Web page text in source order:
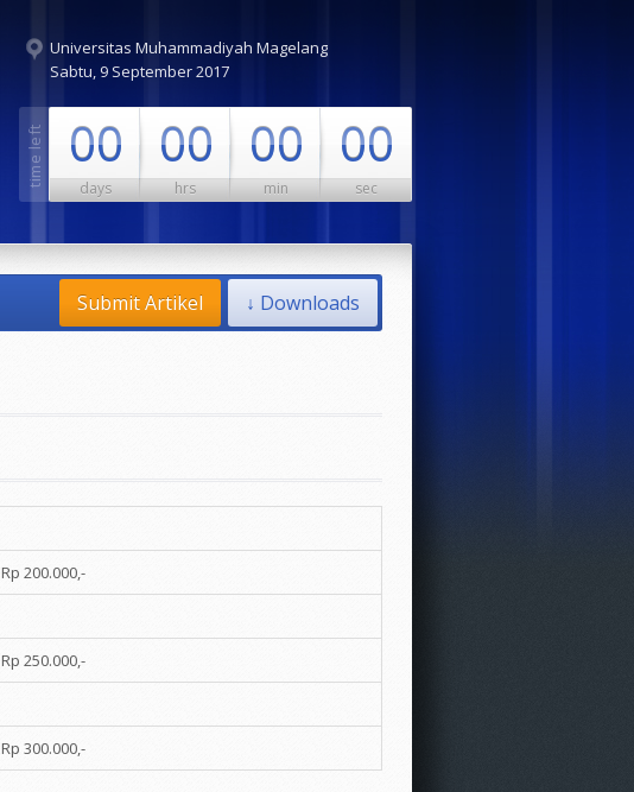
Universitas Muhammadiyah Magelang
Sabtu, 9 September 2017
00
days
00
hrs
00
min
00
sec
↓ Downloads
Submit Artikel
Rp 200.000,-
Rp 250.000,-
Rp 300.000,-